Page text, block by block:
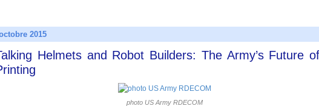
2015
Helmets and Robot Builders: The Army’s Future
photo US Army RDECOM